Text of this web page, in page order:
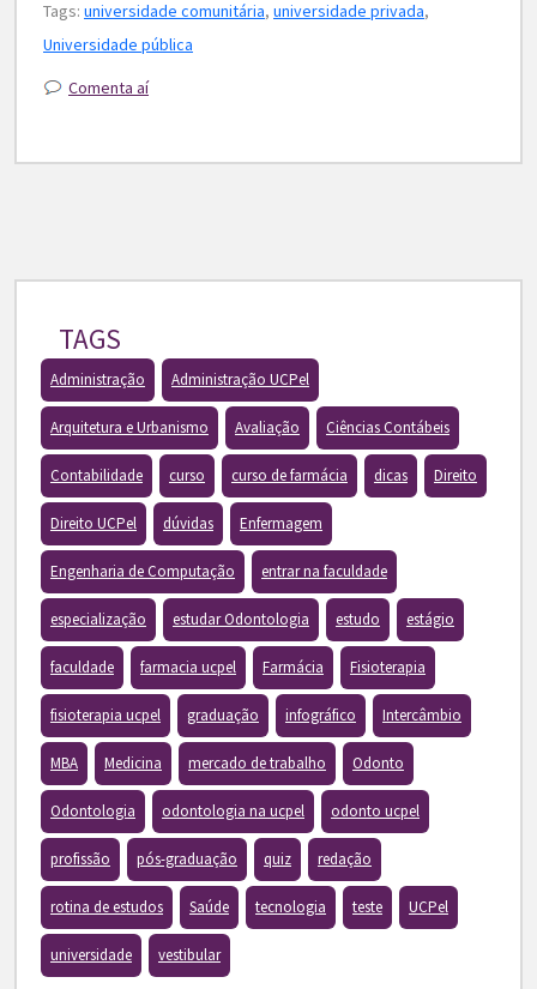
Tags: universidade comunitária, universidade privada,
Universidade pública
Comenta aí
TAGS
Administração Administração UCPel
Arquitetura e Urbanismo Avaliação Ciências Contábeis
Contabilidade curso curso de farmácia dicas Direito
Direito UCPel dúvidas Enfermagem
Engenharia de Computação entrar na faculdade
especialização estudar Odontologia estudo estágio
faculdade farmacia ucpel Farmácia Fisioterapia
fisioterapia ucpel graduação infográfico Intercâmbio
MBA Medicina mercado de trabalho Odonto
Odontologia odontologia na ucpel odonto ucpel
profissão pós-graduação quiz redação
rotina de estudos Saúde tecnologia teste UCPel
universidade vestibular